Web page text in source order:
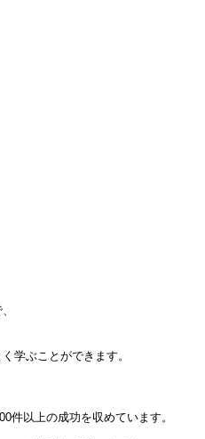
学ぶことができます。
以上の成功を収めています。